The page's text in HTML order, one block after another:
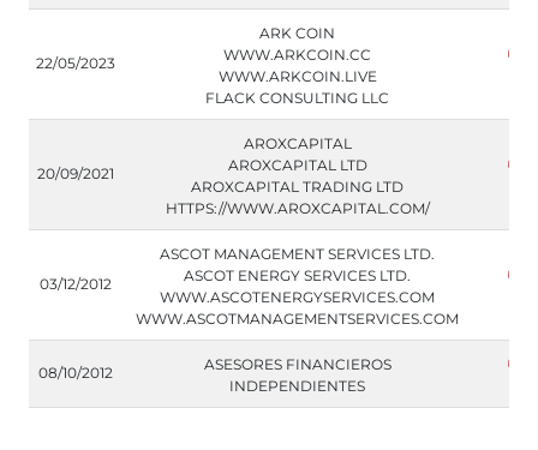
22/05/2023
ARK COIN
WWW.ARKCOIN.CC
WWW.ARKCOIN.LIVE
FLACK CONSULTING LLC
20/09/2021
AROXCAPITAL
AROXCAPITAL LTD
AROXCAPITAL TRADING LTD
HTTPS://WWW.AROXCAPITAL.COM/
03/12/2012
ASCOT MANAGEMENT SERVICES LTD.
ASCOT ENERGY SERVICES LTD.
WWW.ASCOTENERGYSERVICES.COM
WWW.ASCOTMANAGEMENTSERVICES.COM
08/10/2012
ASESORES FINANCIEROS
INDEPENDIENTES